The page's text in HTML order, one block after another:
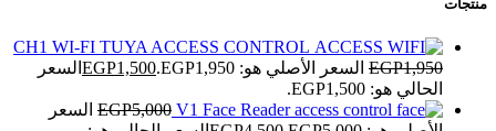
منتجات
CH1 WI-FI TUYA ACCESS CONTROL
EGP1,950 السعر الأصلي هو: EGP1,950. EGP1,500
السعر
الحالي هو: EGP1,500.
V1 Face Reader
EGP5,000
السعر